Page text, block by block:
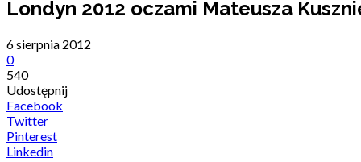
Londyn 2012 oczami Mateusza
6 sierpnia 2012
0
540
Udostępnij
Facebook
Twitter
Pinterest
Linkedin